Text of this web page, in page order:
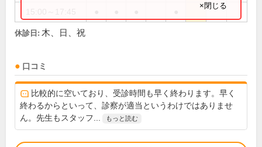
×閉じる
休診日: 木、日、祝
口コミ
比較的に空いており、受診時間も早く終わります。早く
終わるからといって、診察が適当というわけではありませ
ん。先生もスタッフ...
もっと読む